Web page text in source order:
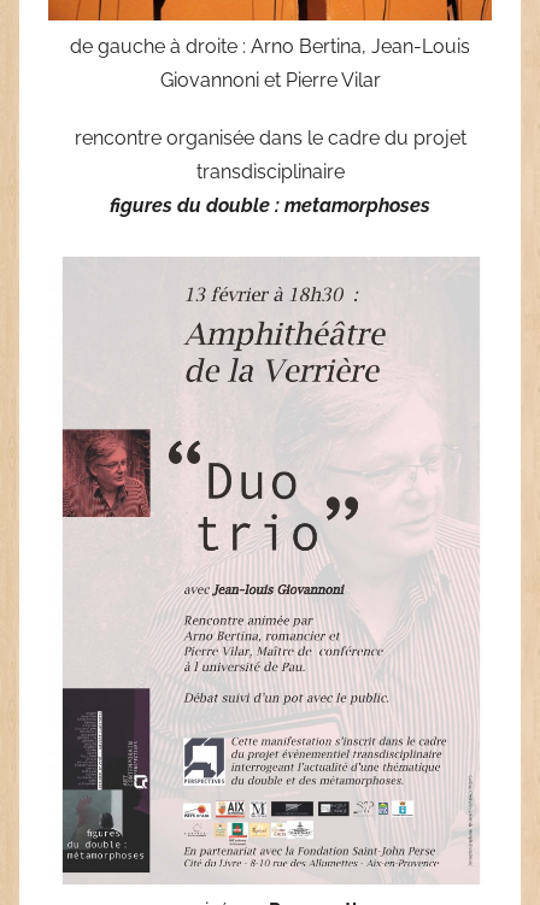
de gauche à droite : Arno Bertina, Jean-Louis
Giovannoni et Pierre Vilar
rencontre organisée dans le cadre du projet
transdisciplinaire
figures du double : metamorphoses